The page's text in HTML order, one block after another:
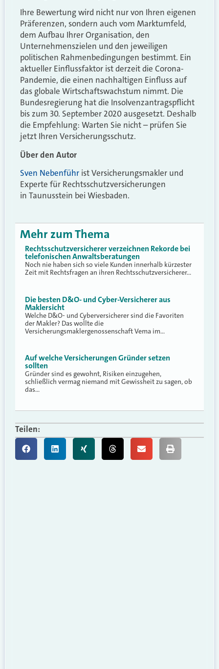
Ihre Bewertung wird nicht nur von Ihren eigenen
Präferenzen, sondern auch vom Marktumfeld,
dem Aufbau Ihrer Organisation, den
Unternehmenszielen und den jeweiligen
politischen Rahmenbedingungen bestimmt. Ein
aktueller Einflussfaktor ist derzeit die Corona-
Pandemie, die einen nachhaltigen Einfluss auf
das globale Wirtschaftswachstum nimmt. Die
Bundesregierung hat die Insolvenzantragspflicht
bis zum 30. September 2020 ausgesetzt. Deshalb
die Empfehlung: Warten Sie nicht – prüfen Sie
jetzt Ihren Versicherungsschutz.
Über den Autor
Sven Nebenführ ist Versicherungsmakler und
Experte für Rechtsschutzversicherungen
in Taunusstein bei Wiesbaden.
Mehr zum Thema
Rechtsschutzversicherer verzeichnen Rekorde bei
telefonischen Anwaltsberatungen
Noch nie haben sich so viele Kunden innerhalb kürzester
Zeit mit Rechtsfragen an ihren Rechtsschutzversicherer…
Die besten D&O- und Cyber-Versicherer aus
Maklersicht
Welche D&O- und Cyberversicherer sind die Favoriten
der Makler? Das wollte die
Versicherungsmaklergenossenschaft Vema im…
Auf welche Versicherungen Gründer setzen
sollten
Gründer sind es gewohnt, Risiken einzugehen,
schließlich vermag niemand mit Gewissheit zu sagen, ob
das…
Teilen: